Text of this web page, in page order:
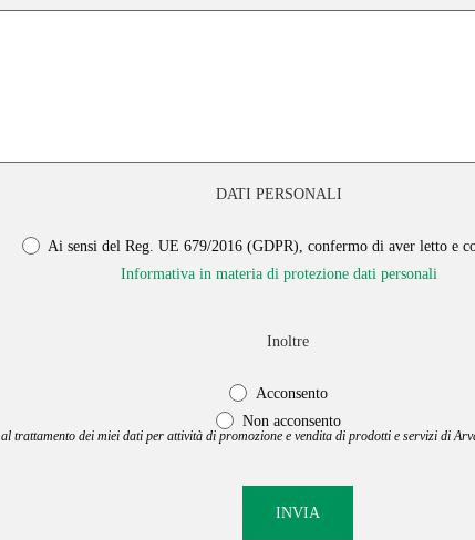
DATI PERSONALI
Informativa in materia di protezione dati personali
Inoltre
Acconsento
Non acconsento
al trattamento dei miei dati per attività di promozione e vendita di prodotti e servizi di